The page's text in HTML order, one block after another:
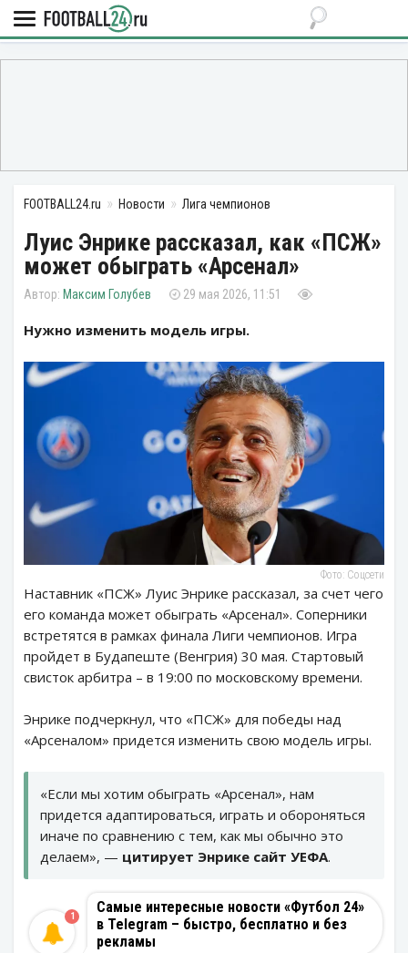
FOOTBALL24.ru Новости Лига чемпионов
Луис Энрике рассказал, как «ПСЖ»
может обыграть «Арсенал»
Максим Голубев 29 мая 2026, 11:51
Нужно изменить модель игры.
Фото: Соцсети
Наставник «ПСЖ» Луис Энрике рассказал, за счет чего
его команда может обыграть «Арсенал». Соперники
встретятся в рамках финала Лиги чемпионов. Игра
пройдет в Будапеште (Венгрия) 30 мая. Стартовый
свисток арбитра – в 19:00 по московскому времени.
Энрике подчеркнул, что «ПСЖ» для победы над
«Арсеналом» придется изменить свою модель игры.
«Если мы хотим обыграть «Арсенал», нам
придется адаптироваться, играть и обороняться
иначе по сравнению с тем, как мы обычно это
делаем», — цитирует Энрике сайт УЕФА.
Самые интересные новости «Футбол 24»
в Telegram – быстро, бесплатно и без
рекламы
1